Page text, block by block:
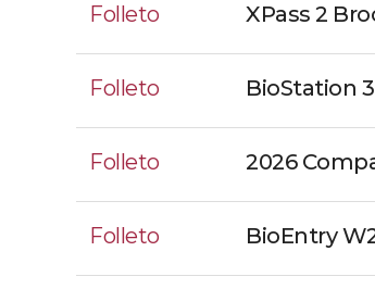
Folleto XPass 2
Folleto BioStation
Folleto 2026
Folleto BioEntry